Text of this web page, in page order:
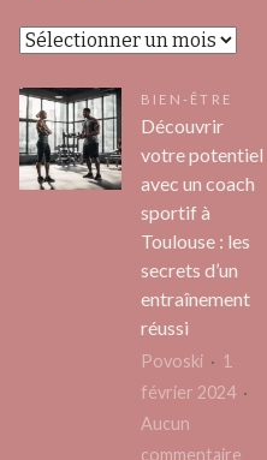
Archives
BIEN-ÊTRE
Découvrir
votre potentiel
avec un coach
sportif à
Toulouse : les
secrets d’un
entraînement
réussi
Povoski
1
février 2024
Aucun
commentaire